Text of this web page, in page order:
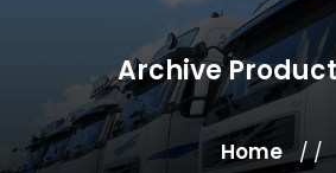
Archive
Home / /